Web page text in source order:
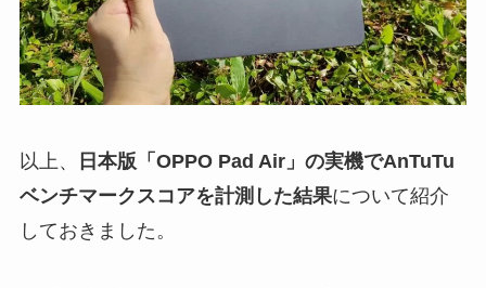
以上、
日本版「OPPO Pad Air」の実機でAnTuTu
ベンチマークスコアを計測した結果について紹介
しておきました。